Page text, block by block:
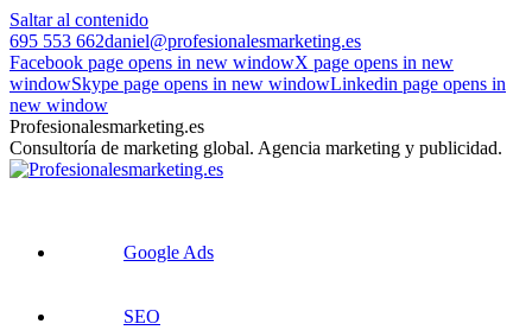
Saltar al contenido
695 553 662daniel@profesionalesmarketing.es
Facebook page opens in new windowX page opens in new
windowSkype page opens in new windowLinkedin page opens in
new window
Profesionalesmarketing.es
Consultoría de marketing global. Agencia marketing y publicidad.
Google Ads
SEO